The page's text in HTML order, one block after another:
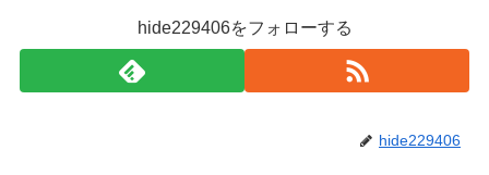
hide229406をフォローする
hide229406